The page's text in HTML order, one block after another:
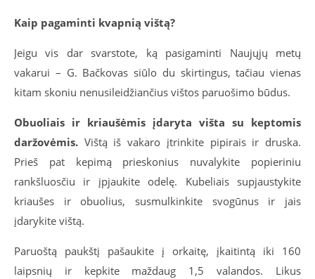
Kaip pagaminti kvapnią vištą?
Jeigu vis dar svarstote, ką pasigaminti Naujųjų metų
vakarui – G. Bačkovas siūlo du skirtingus, tačiau vienas
kitam skoniu nenusileidžiančius vištos paruošimo būdus.
Obuoliais ir kriaušėmis įdaryta višta su keptomis
daržovėmis. Vištą iš vakaro įtrinkite pipirais ir druska.
Prieš pat kepimą prieskonius nuvalykite popieriniu
rankšluosčiu ir įpjaukite odelę. Kubeliais supjaustykite
kriaušes ir obuolius, susmulkinkite svogūnus ir jais
įdarykite vištą.
Paruoštą paukštį pašaukite į orkaitę, įkaitintą iki 160
laipsnių ir kepkite maždaug 1,5 valandos. Likus